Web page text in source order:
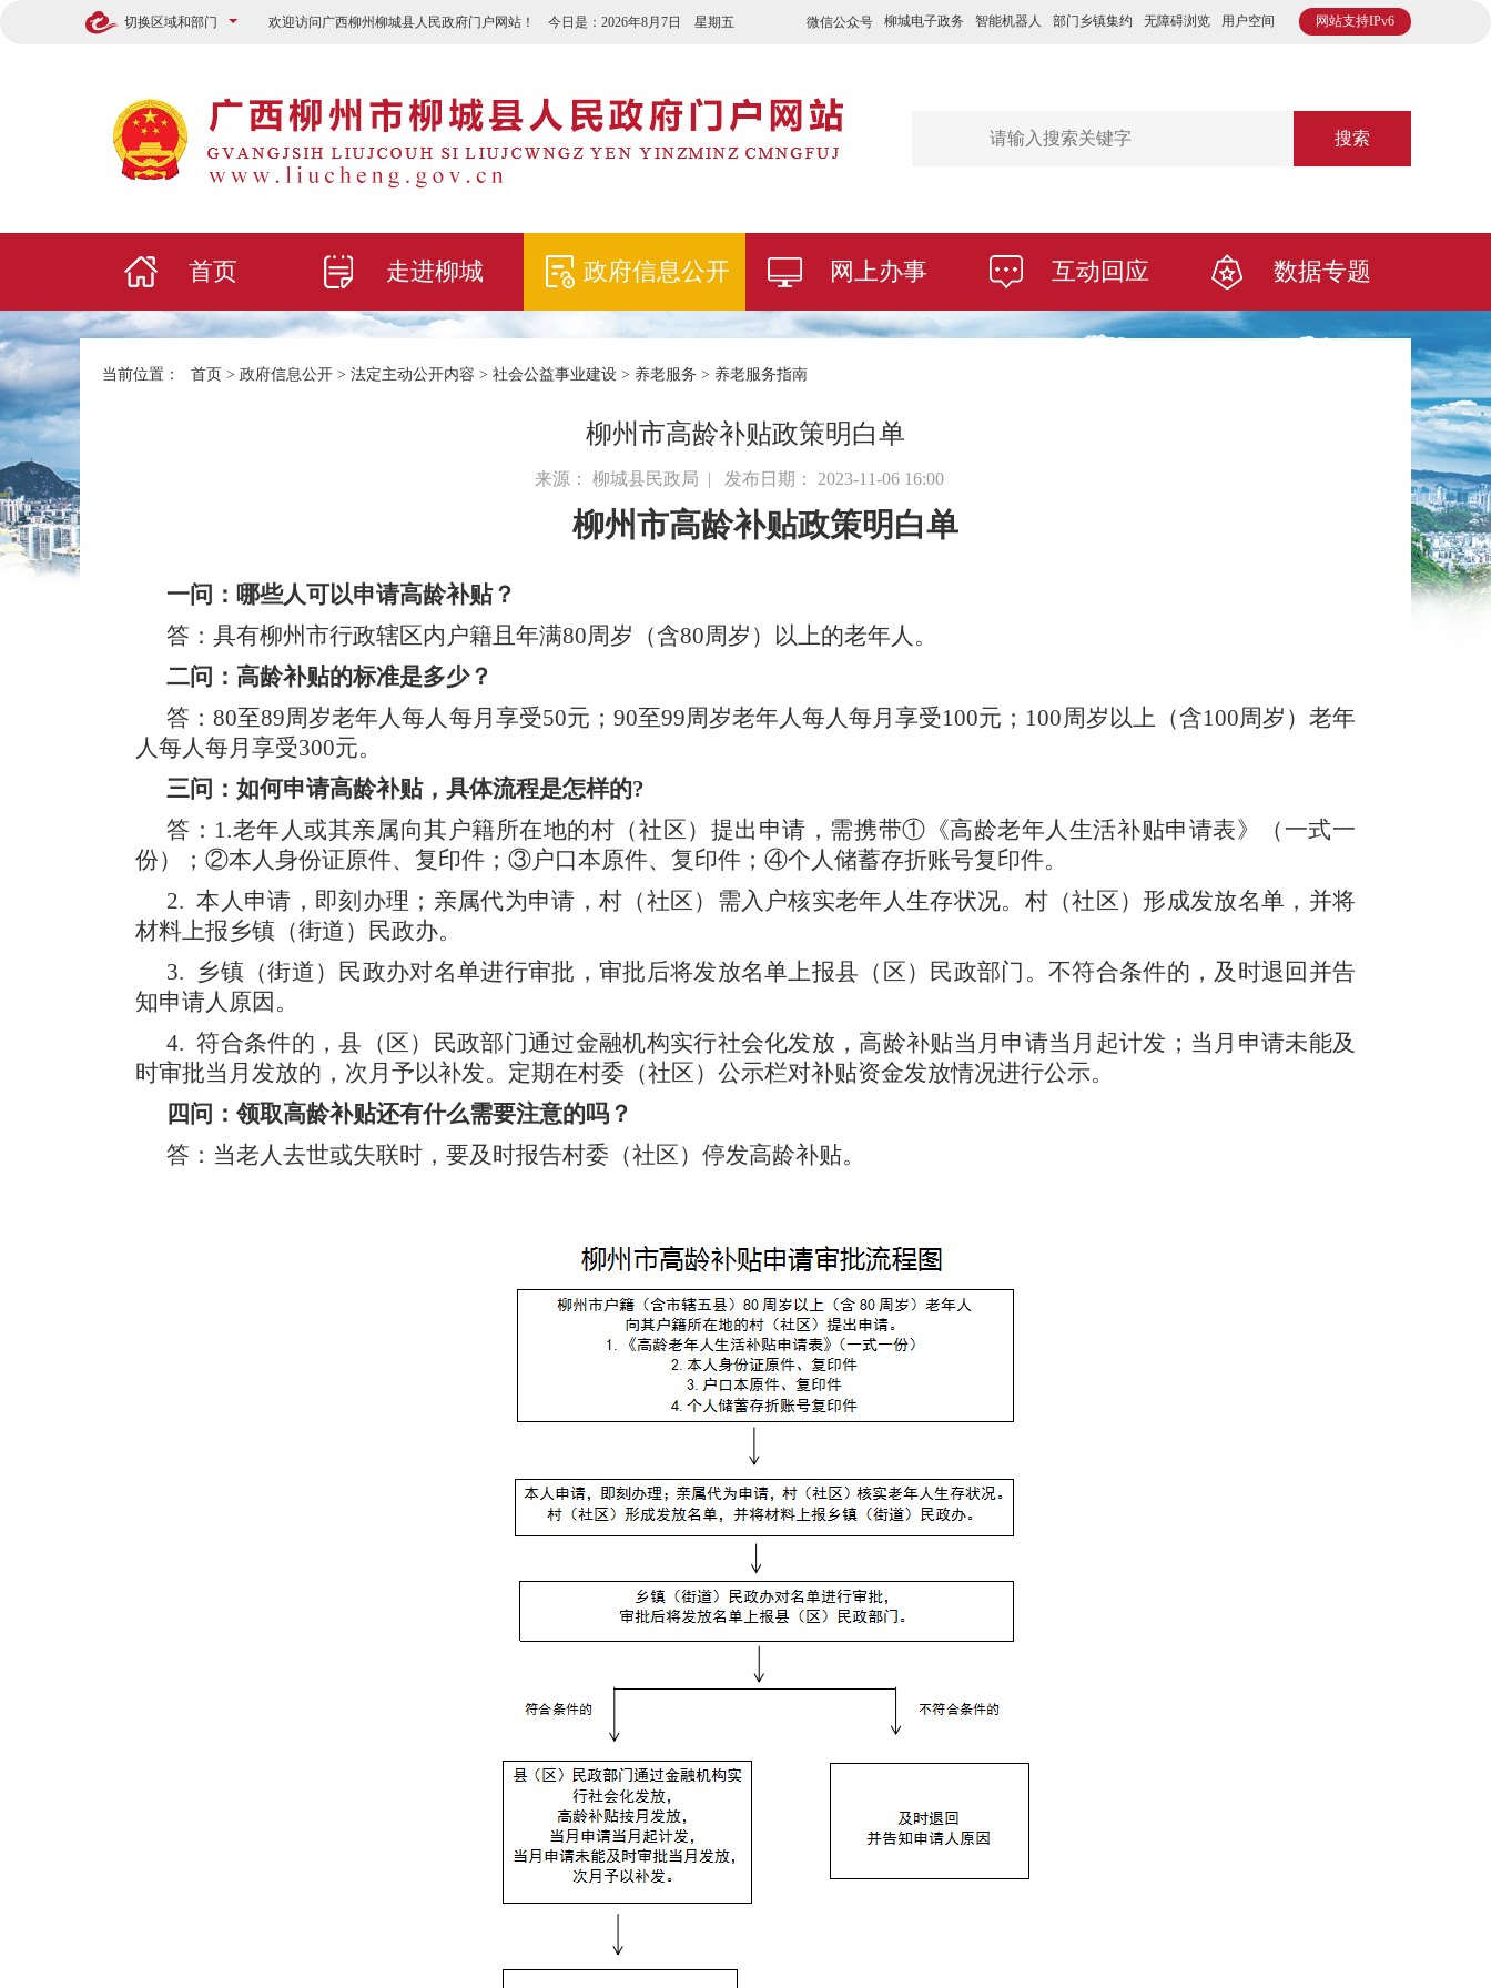
切换区域和部门 网站支持IPv6
微信公众号 柳城电子政务 智能机器人 部门乡镇集约 无障碍浏览 用户空间
欢迎访问广西柳州柳城县人民政府门户网站！ 今日是： 2026年8月7日 星期五
搜索
首页 走进柳城 政府信息公开 网上办事 互动回应 数据专题
当前位置： 首页 > 政府信息公开 > 法定主动公开内容 > 社会公益事业建设 > 养老服务 > 养老服务指南
柳州市高龄补贴政策明白单
来源： 柳城县民政局 | 发布日期： 2023-11-06 16:00
柳州市高龄补贴政策明白单
一问：哪些人可以申请高龄补贴？
答：具有柳州市行政辖区内户籍且年满80周岁（含80周岁）以上的老年人。
二问：高龄补贴的标准是多少？
答：80至89周岁老年人每人每月享受50元；90至99周岁老年人每人每月享受100元；100周岁以上（含100周岁）老年
人每人每月享受300元。
三问：如何申请高龄补贴，具体流程是怎样的?
答：1.老年人或其亲属向其户籍所在地的村（社区）提出申请，需携带①《高龄老年人生活补贴申请表》（一式一
份）；②本人身份证原件、复印件；③户口本原件、复印件；④个人储蓄存折账号复印件。
2. 本人申请，即刻办理；亲属代为申请，村（社区）需入户核实老年人生存状况。村（社区）形成发放名单，并将
材料上报乡镇（街道）民政办。
3. 乡镇（街道）民政办对名单进行审批，审批后将发放名单上报县（区）民政部门。不符合条件的，及时退回并告
知申请人原因。
4. 符合条件的，县（区）民政部门通过金融机构实行社会化发放，高龄补贴当月申请当月起计发；当月申请未能及
时审批当月发放的，次月予以补发。定期在村委（社区）公示栏对补贴资金发放情况进行公示。
四问：领取高龄补贴还有什么需要注意的吗？
答：当老人去世或失联时，要及时报告村委（社区）停发高龄补贴。